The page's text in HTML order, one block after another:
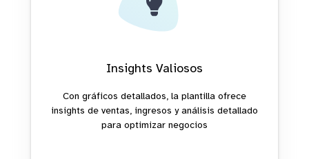
Insights Valiosos
Con gráficos detallados, la plantilla ofrece
insights de ventas, ingresos y análisis detallado
para optimizar negocios